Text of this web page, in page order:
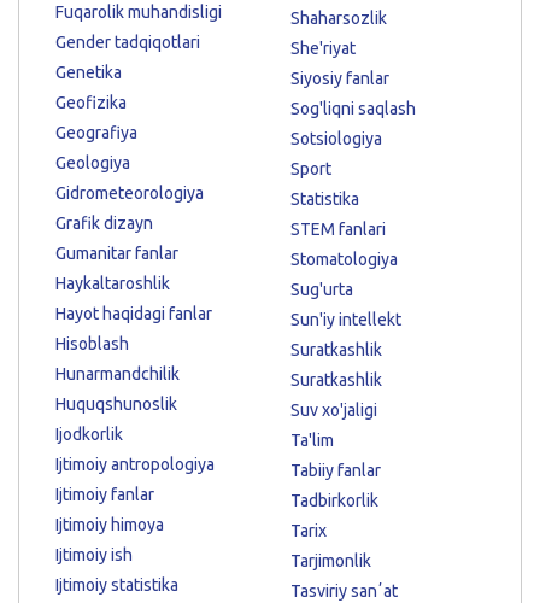
Fuqarolik muhandisligi
Gender tadqiqotlari
Genetika
Geofizika
Geografiya
Geologiya
Gidrometeorologiya
Grafik dizayn
Gumanitar fanlar
Haykaltaroshlik
Hayot haqidagi fanlar
Hisoblash
Hunarmandchilik
Huquqshunoslik
Ijodkorlik
Ijtimoiy antropologiya
Ijtimoiy fanlar
Ijtimoiy himoya
Ijtimoiy ish
Ijtimoiy statistika
Shaharsozlik
She'riyat
Siyosiy fanlar
Sog'liqni saqlash
Sotsiologiya
Sport
Statistika
STEM fanlari
Stomatologiya
Sug'urta
Sun'iy intellekt
Suratkashlik
Suratkashlik
Suv xo'jaligi
Ta'lim
Tabiiy fanlar
Tadbirkorlik
Tarix
Tarjimonlik
Tasviriy sanʼat